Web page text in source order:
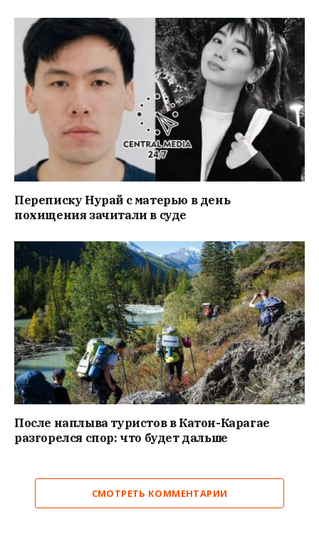
Переписку Нурай с матерью в день
похищения зачитали в суде
После наплыва туристов в Катон-Карагае
разгорелся спор: что будет дальше
СМОТРЕТЬ КОММЕНТАРИИ